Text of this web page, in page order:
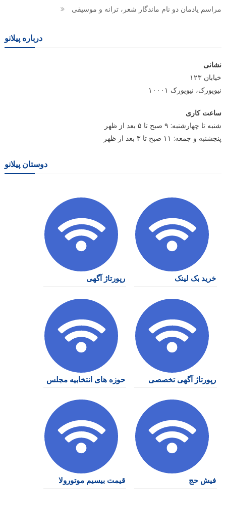
مراسم یادمان دو نام ماندگار شعر، ترانه و موسیقی
درباره پیلانو
نشانی
خیابان ۱۲۳
نیویورک، نیویورک ۱۰۰۰۱
ساعت کاری
شنبه تا چهارشنبه: ۹ صبح تا ۵ بعد از ظهر
پنجشنبه و جمعه: ۱۱ صبح تا ۳ بعد از ظهر
دوستان پیلانو
خرید بک لینک رپورتاژ آگهی
رپورتاژ آگهی تخصصی حوزه های انتخابیه مجلس
فیش حج قیمت بیسیم موتورولا